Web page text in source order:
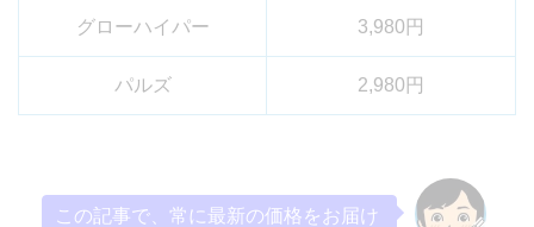
グローハイパー 3,980円
パルズ 2,980円
この記事で、常に最新の価格をお届け